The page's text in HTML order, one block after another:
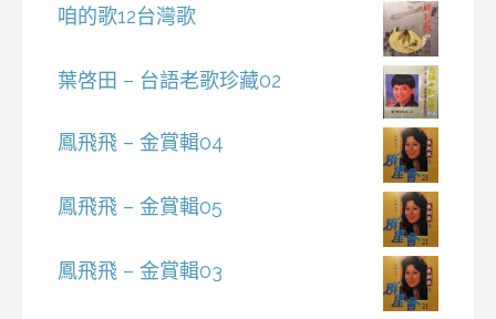
咱的歌12台灣歌
葉啓田 – 台語老歌珍藏02
鳳飛飛 – 金賞輯04
鳳飛飛 – 金賞輯05
鳳飛飛 – 金賞輯03